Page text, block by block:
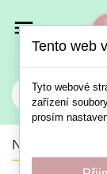

Náš showroom
Tento web
Tyto webové
zařízení
prosím